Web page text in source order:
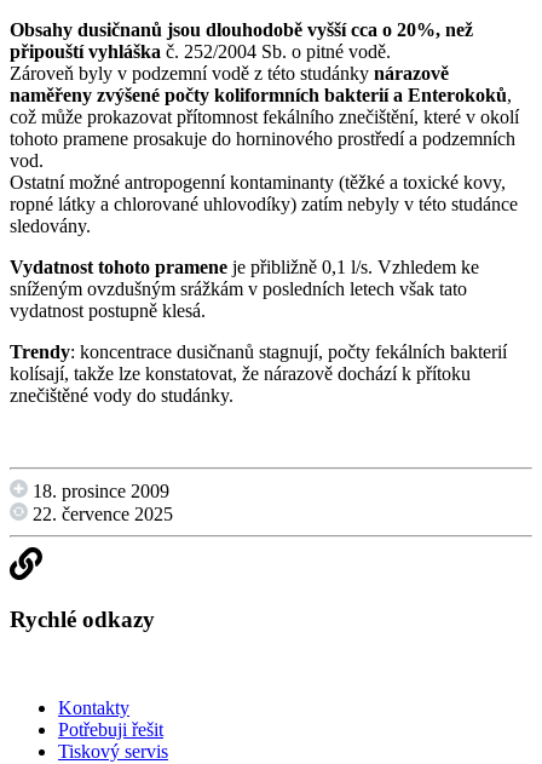
Obsahy dusičnanů jsou dlouhodobě vyšší cca o 20%, než
připouští vyhláška č. 252/2004 Sb. o pitné vodě.
Zároveň byly v podzemní vodě z této studánky nárazově
naměřeny zvýšené počty koliformních bakterií a Enterokoků,
což může prokazovat přítomnost fekálního znečištění, které v okolí
tohoto pramene prosakuje do horninového prostředí a podzemních
vod.
Ostatní možné antropogenní kontaminanty (těžké a toxické kovy,
ropné látky a chlorované uhlovodíky) zatím nebyly v této studánce
sledovány.
Vydatnost tohoto pramene je přibližně 0,1 l/s. Vzhledem ke
sníženým ovzdušným srážkám v posledních letech však tato
vydatnost postupně klesá.
Trendy: koncentrace dusičnanů stagnují, počty fekálních bakterií
kolísají, takže lze konstatovat, že nárazově dochází k přítoku
znečištěné vody do studánky.
18. prosince 2009
22. července 2025
Rychlé odkazy
Kontakty
Potřebuji řešit
Tiskový servis